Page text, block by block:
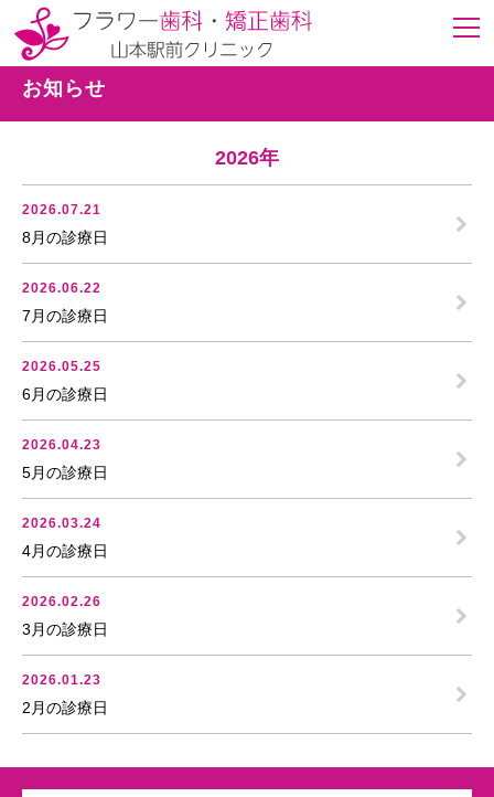
お知らせ
2026年
2026.07.21
8月の診療日
2026.06.22
7月の診療日
2026.05.25
6月の診療日
2026.04.23
5月の診療日
2026.03.24
4月の診療日
2026.02.26
3月の診療日
2026.01.23
2月の診療日